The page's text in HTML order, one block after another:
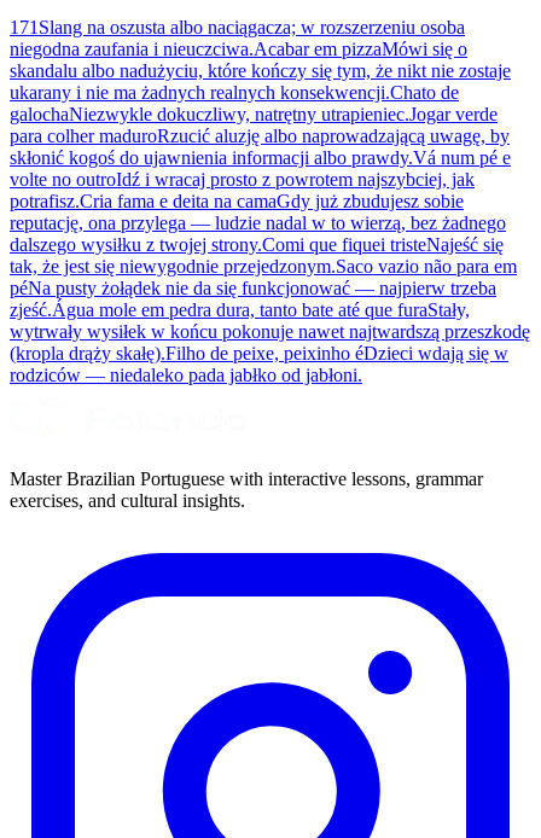
171 Slang na oszusta albo naciągacza; w rozszerzeniu osoba
niegodna zaufania i nieuczciwa.Acabar em pizzaMówi się o
skandalu albo nadużyciu, które kończy się tym, że nikt nie zostaje
ukarany i nie ma żadnych realnych konsekwencji.Chato de
galochaNiezwykle dokuczliwy, natrętny utrapieniec.Jogar verde
para colher maduroRzucić aluzję albo naprowadzającą uwagę, by
skłonić kogoś do ujawnienia informacji albo prawdy.Vá num pé e
volte no outroIdź i wracaj prosto z powrotem najszybciej, jak
potrafisz.Cria fama e deita na camaGdy już zbudujesz sobie
reputację, ona przylega — ludzie nadal w to wierzą, bez żadnego
dalszego wysiłku z twojej strony.Comi que fiquei tristeNajeść się
tak, że jest się niewygodnie przejedzonym.Saco vazio não para em
péNa pusty żołądek nie da się funkcjonować — najpierw trzeba
zjeść.Água mole em pedra dura, tanto bate até que furaStały,
wytrwały wysiłek w końcu pokonuje nawet najtwardszą przeszkodę
(kropla drąży skałę).Filho de peixe, peixinho éDzieci wdają się w
rodziców — niedaleko pada jabłko od jabłoni.
Master Brazilian Portuguese with interactive lessons, grammar
exercises, and cultural insights.